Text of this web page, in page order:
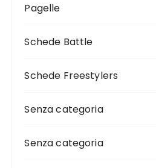
Pagelle
Schede Battle
Schede Freestylers
Senza categoria
Senza categoria